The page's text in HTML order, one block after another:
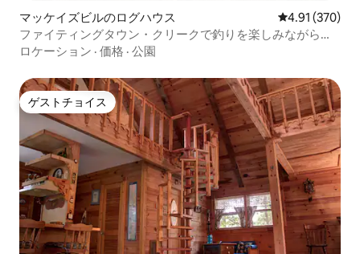
マッケイズビルのログハウス レビュー370
4.91 (370)
ファイティングタウン・クリークで釣りを楽しみながらリ
ラックス
ロケーション · 価格 · 公園
ゲストチョイス
ゲストチョイス